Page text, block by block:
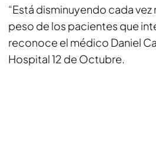
“Está disminuyendo cada vez
peso de los pacientes que
reconoce el médico Daniel
Hospital 12 de Octubre.